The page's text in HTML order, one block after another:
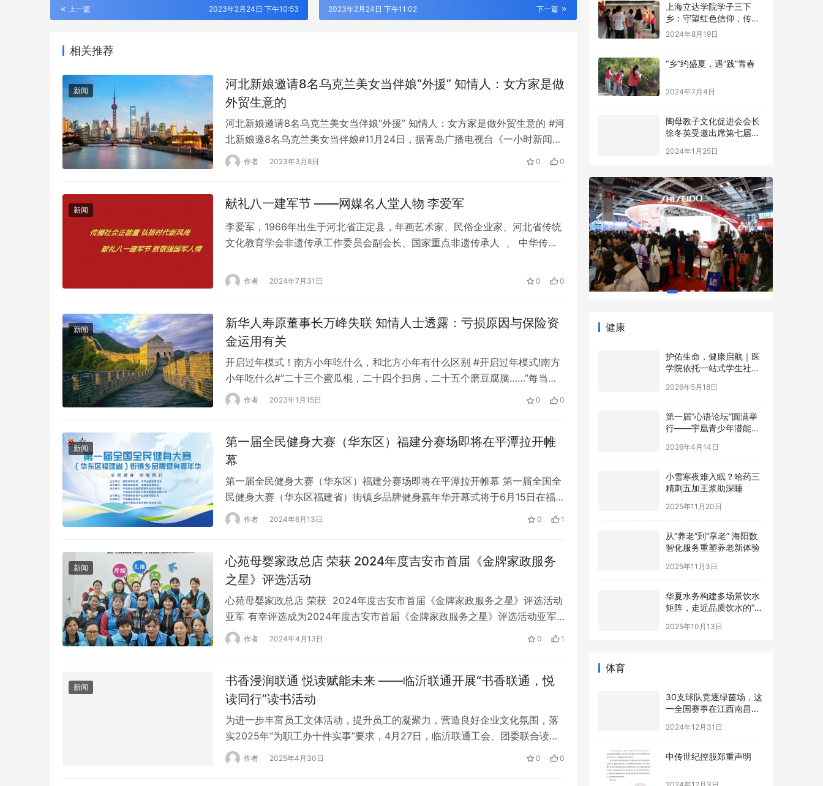
上一篇 2023年2月24日 下午10:53 下一篇
2023年2月24日 下午11:02
相关推荐
新闻
河北新娘邀请8名乌克兰美女当伴娘“外援” 知情人：女方家是做
外贸生意的
河北新娘邀请8名乌克兰美女当伴娘“外援” 知情人：女方家是做外贸生意的 #河
北新娘邀8名乌克兰美女当伴娘#11月24日，据青岛广播电视台《一小时新闻》
视频报道，11月23日，在河北邯郸，一位新娘结婚，请了8位乌克兰美女做伴
作者 2023年3月8日 0 0
新闻 献礼八一建军节 ——网媒名人堂人物 李爱军
李爱军，1966年出生于河北省正定县，年画艺术家、民俗企业家、河北省传统
文化教育学会非遗传承工作委员会副会长、国家重点非遗传承人 、 中华传统
武强年画协会理事 正定县民俗学会理事 荣膺正定县民间艺术家协会 正定县德
宝轩书画艺苑创始人 河北省民俗文化协会民俗企业家 中国传统文化促进会理…
作者 2024年7月31日 0 0
新闻
新华人寿原董事长万峰失联 知情人士透露：亏损原因与保险资
金运用有关
开启过年模式！南方小年吃什么，和北方小年有什么区别 #开启过年模式!南方
小年吃什么#“二十三个蜜瓜棍，二十四个扫房，二十五个磨豆腐脑……”每当唱
起这首“新年歌谣”，就意味着传统的“小年”到了，人们开始制作蜜瓜，祭灶，忙
作者 2023年1月15日 0 0
新闻
第一届全民健身大赛（华东区）福建分赛场即将在平潭拉开帷
幕
第一届全民健身大赛（华东区）福建分赛场即将在平潭拉开帷幕 第一届全国全
民健身大赛（华东区福建省）街镇乡品牌健身嘉年华开幕式将于6月15日在福
建省平潭综合实验区全民健身中心篮球馆举行。 本次活动是由国家体育总局、
月15日在…
作者 2024年6月13日 0 1
新闻
心苑母婴家政总店 荣获 2024年度吉安市首届《金牌家政服务
之星》评选活动
心苑母婴家政总店 荣获 2024年度吉安市首届《金牌家政服务之星》评选活动
亚军 有幸评选成为2024年度吉安市首届《金牌家政服务之星》评选活动亚军
。用心经营，承蒙您的厚爱，我们倍感珍惜，再好的广告语都不及顾客的一句
作者 2024年4月13日 0 1
新闻
书香浸润联通 悦读赋能未来 ——临沂联通开展“书香联通，悦
读同行”读书活动
为进一步丰富员工文体活动，提升员工的凝聚力，营造良好企业文化氛围，落
实2025年“为职工办十件实事”要求，4月27日，临沂联通工会、团委联合读书
协会组织开展“书香联通悦读同行”读书活动，活动通过好书分享、读书倡议等
形式，号召全体员工以阅读赋能成长，以书香涵养企业，共吸引30余名员工代
作者 2025年4月30日 0 0
上海立达学院学子三下
乡：守望红色信仰，传承
革命记忆
2024年8月19日
“乡”约盛夏，遇“践”青春
2024年7月4日
陶母教子文化促进会会长
徐冬英受邀出席第七届公
2024年1月25日
健康
护佑生命，健康启航｜医
学院依托一站式学生社区
式健康科普游园会
2026年5月18日
第一届“心语论坛”圆满举
行——宇凰青少年潜能成
长基地协办，助力青少年
心理健康事业
精刺五加王浆助深睡
智化服务重塑养老新体验
矩阵，走近品质饮水的”最
后一米“
一全国赛事在江西南昌进
贤县开赛